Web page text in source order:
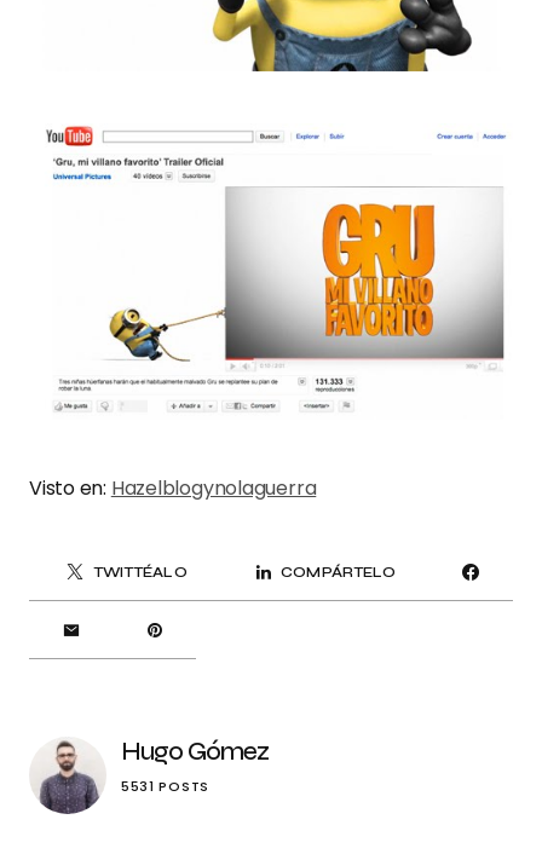
Visto en: Hazelblogynolaguerra
TWITTÉALO COMPÁRTELO
Hugo Gómez
5531 POSTS